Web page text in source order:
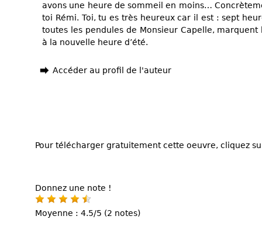
avons une heure de sommeil en moins…
toi Rémi. Toi, tu es très heureux car il est : sept
toutes les pendules de Monsieur Capelle,
à la nouvelle heure d’été.
Accéder au profil de l'auteur
Pour télécharger gratuitement cette oeuvre, cliquez
Donnez une note !
Moyenne : 4.5/5 (2 notes)